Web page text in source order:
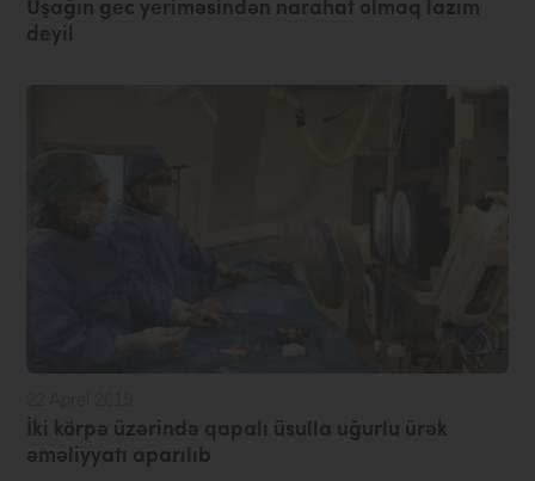
Uşağın gec yeriməsindən narahat olmaq lazım
deyil
İki körpə üzərində qapalı üsulla uğurlu ürək
əməliyyatı aparılıb